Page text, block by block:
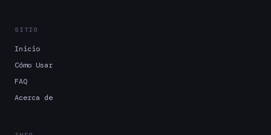
SITIO
Inicio
Cómo Usar
FAQ
Acerca de